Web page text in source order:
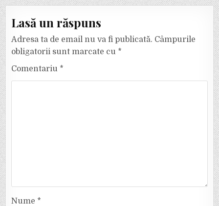
Lasă un răspuns
Adresa ta de email nu va fi publicată. Câmpurile
obligatorii sunt marcate cu *
Comentariu *
Nume *